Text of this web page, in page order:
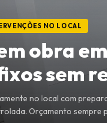
NO LOCAL
obra
sem
no local com
Orçamento sempre